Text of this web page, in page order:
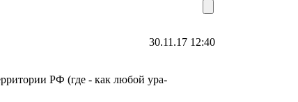
30.11.17 12:40
РФ (где - как любой ура-